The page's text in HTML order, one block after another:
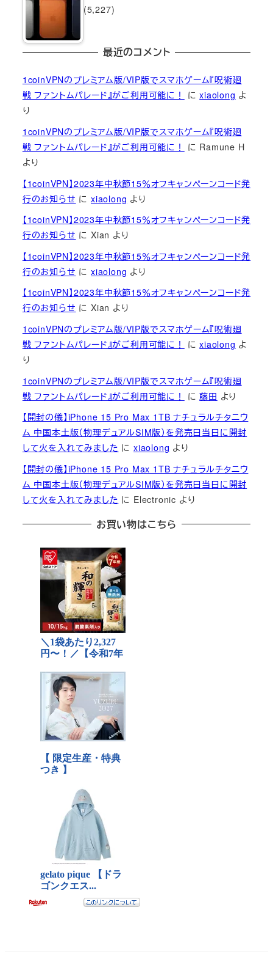
(5,227)
最近のコメント
1coinVPNのプレミアム版/VIP版でスマホゲーム『呪術廻
戦 ファントムパレード』がご利用可能に！
にxiaolong よ
り
1coinVPNのプレミアム版/VIP版でスマホゲーム『呪術廻
戦 ファントムパレード』がご利用可能に！
に Ramune H
より
【1coinVPN】2023年中秋節15％オフキャンペーンコード発
行のお知らせ にxiaolong より
【1coinVPN】2023年中秋節15％オフキャンペーンコード発
行のお知らせ にXian より
【1coinVPN】2023年中秋節15％オフキャンペーンコード発
行のお知らせ にxiaolong より
【1coinVPN】2023年中秋節15％オフキャンペーンコード発
行のお知らせ にXian より
1coinVPNのプレミアム版/VIP版でスマホゲーム『呪術廻
戦 ファントムパレード』がご利用可能に！
にxiaolong よ
り
1coinVPNのプレミアム版/VIP版でスマホゲーム『呪術廻
戦 ファントムパレード』がご利用可能に！
に藤田 より
【開封の儀】iPhone 15 Pro Max 1TB ナチュラルチタニウ
ム 中国本土版（物理デュアルSIM版）を発売日当日に開封
して火を入れてみました にxiaolong より
【開封の儀】iPhone 15 Pro Max 1TB ナチュラルチタニウ
ム 中国本土版（物理デュアルSIM版）を発売日当日に開封
して火を入れてみました に Electronic より
お買い物はこちら